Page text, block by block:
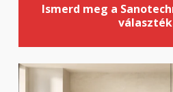
Ismerd meg a